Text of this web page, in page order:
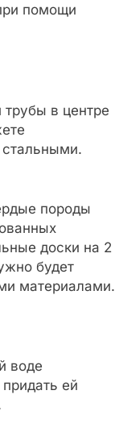
помощи
в центре
породы
доски на 2
будет
материалами.
воде
ей